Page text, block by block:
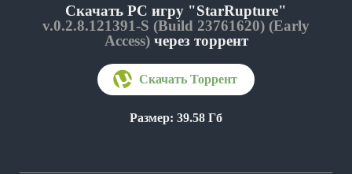
Скачать PC игру "StarRupture"
v.0.2.8.121391-S (Build 23761620) (Early
Access)через торрент
Размер: 39.58 Гб